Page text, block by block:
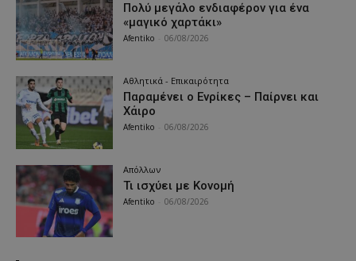
Πολύ μεγάλο ενδιαφέρον για ένα
«μαγικό χαρτάκι»
Afentiko 06/08/2026
Αθλητικά - Επικαιρότητα
Παραμένει ο Ενρίκες – Παίρνει και
Χάιρο
Afentiko 06/08/2026
Απόλλων
Τι ισχύει με Κονομή
Afentiko 06/08/2026